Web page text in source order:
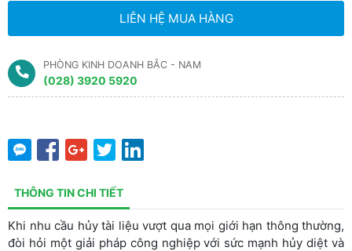
LIÊN HỆ MUA HÀNG
PHÒNG KINH DOANH BẮC - NAM
(028) 3920 5920
THÔNG TIN CHI TIẾT
Khi nhu cầu hủy tài liệu vượt qua mọi giới hạn thông thường,
đòi hỏi một giải pháp công nghiệp với sức mạnh hủy diệt và